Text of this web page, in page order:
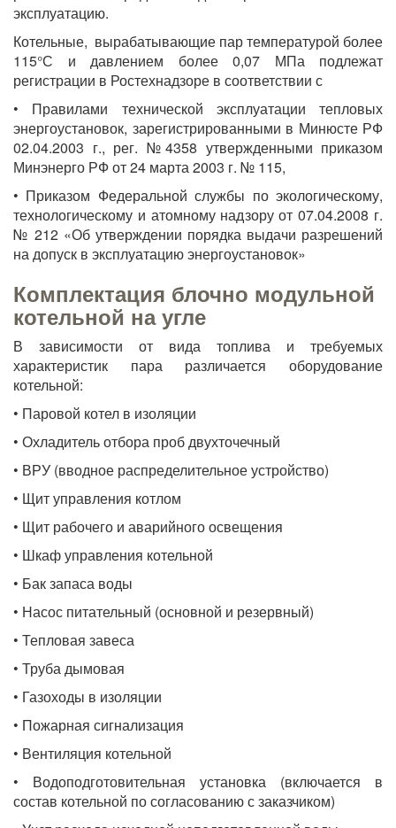
эксплуатацию.
Котельные, вырабатывающие пар температурой более
115°С и давлением более 0,07 МПа подлежат
регистрации в Ростехнадзоре в соответствии с
• Правилами технической эксплуатации тепловых
энергоустановок, зарегистрированными в Минюсте РФ
02.04.2003 г., рег. №4358 утвержденными приказом
Минэнерго РФ от 24 марта 2003 г. № 115,
• Приказом Федеральной службы по экологическому,
технологическому и атомному надзору от 07.04.2008 г.
№ 212 «Об утверждении порядка выдачи разрешений
на допуск в эксплуатацию энергоустановок»
Комплектация блочно модульной
котельной на угле
В зависимости от вида топлива и требуемых
характеристик пара различается оборудование
котельной:
• Паровой котел в изоляции
• Охладитель отбора проб двухточечный
• ВРУ (вводное распределительное устройство)
• Щит управления котлом
• Щит рабочего и аварийного освещения
• Шкаф управления котельной
• Бак запаса воды
• Насос питательный (основной и резервный)
• Тепловая завеса
• Труба дымовая
• Газоходы в изоляции
• Пожарная сигнализация
• Вентиляция котельной
• Водоподготовительная установка (включается в
состав котельной по согласованию с заказчиком)